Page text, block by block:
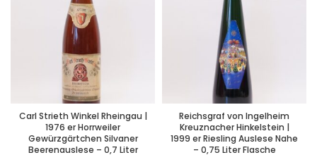
Carl Strieth Winkel Rheingau |
1976 er Horrweiler
Gewürzgärtchen Silvaner
Beerenauslese – 0,7 Liter
Reichsgraf von Ingelheim
Kreuznacher Hinkelstein |
1999 er Riesling Auslese Nahe
– 0,75 Liter Flasche